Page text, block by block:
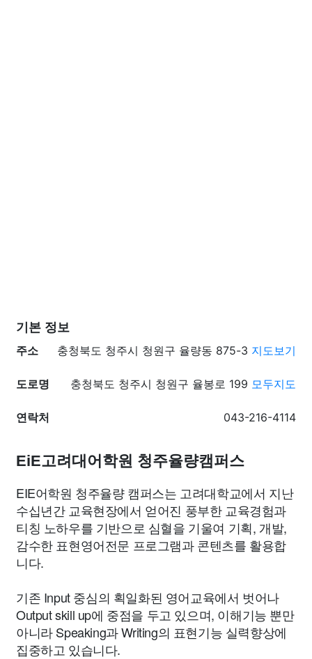
기본 정보
주소
충청북도 청주시 청원구 율량동 875-3 지도보기
도로명 충청북도 청주시 청원구 율봉로 199 모두지도
연락처 043-216-4114
EiE고려대어학원 청주율량캠퍼스
EIE어학원 청주율량 캠퍼스는 고려대학교에서 지난
수십년간 교육현장에서 얻어진 풍부한 교육경험과
티칭 노하우를 기반으로 심혈을 기울여 기획, 개발,
감수한 표현영어전문 프로그램과 콘텐츠를 활용합
니다.
기존 Input 중심의 획일화된 영어교육에서 벗어나
Output skill up에 중점을 두고 있으며, 이해기능 뿐만
아니라 Speaking과 Writing의 표현기능 실력향상에
집중하고 있습니다.